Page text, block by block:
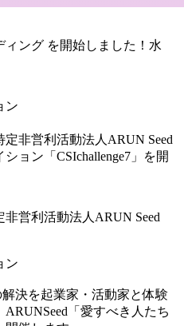
ィング を開始しました！水
ン
非営利活動法人ARUN Seed
ン